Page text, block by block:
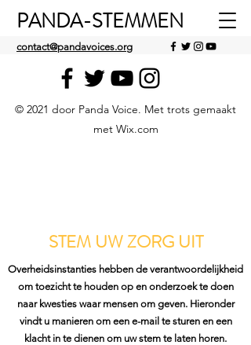
PANDA-STEMMEN
contact@pandavoices.org
© 2021 door Panda Voice. Met trots gemaakt
met Wix.com
STEM UW ZORG UIT
Overheidsinstanties hebben de verantwoordelijkheid
om toezicht te houden op en onderzoek te doen
naar kwesties waar mensen om geven. Hieronder
vindt u manieren om een e-mail te sturen en een
klacht in te dienen om uw stem te laten horen.